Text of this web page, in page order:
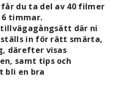
du ta del av 40 filmer
timmar.
där ni
in för rätt smärta,
därefter visas
samt tips och
bli en bra